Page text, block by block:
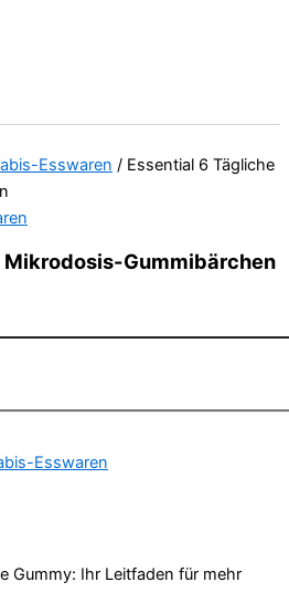
Esswaren / Essential 6 Tägliche
Mikrodosis-Gummibärchen
Esswaren
Gummy: Ihr Leitfaden für mehr
Die
auf